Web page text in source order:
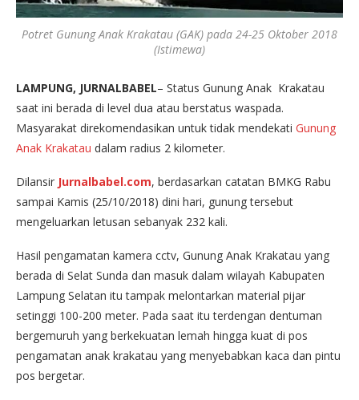
Potret Gunung Anak Krakatau (GAK) pada 24-25 Oktober 2018
(Istimewa)
LAMPUNG, JURNALBABEL– Status Gunung Anak Krakatau
saat ini berada di level dua atau berstatus waspada.
Masyarakat direkomendasikan untuk tidak mendekati Gunung
Anak Krakatau dalam radius 2 kilometer.
Dilansir Jurnalbabel.com, berdasarkan catatan BMKG Rabu
sampai Kamis (25/10/2018) dini hari, gunung tersebut
mengeluarkan letusan sebanyak 232 kali.
Hasil pengamatan kamera cctv, Gunung Anak Krakatau yang
berada di Selat Sunda dan masuk dalam wilayah Kabupaten
Lampung Selatan itu tampak melontarkan material pijar
setinggi 100-200 meter. Pada saat itu terdengan dentuman
bergemuruh yang berkekuatan lemah hingga kuat di pos
pengamatan anak krakatau yang menyebabkan kaca dan pintu
pos bergetar.